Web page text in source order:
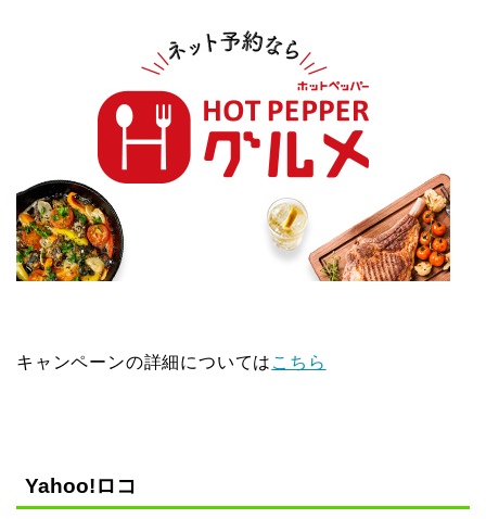
キャンペーンの詳細については こちら
Yahoo!ロコ